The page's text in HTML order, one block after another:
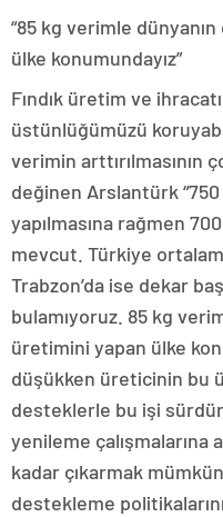
“85 kg verimle
ülke konumundayız”
Fındık üretim ve
üstünlüğümüzü
verimin arttırılmasının
değinen Arslantürk
yapılmasına rağmen
mevcut. Türkiye
Trabzon’da ise dekar
bulamıyoruz. 85 kg
üretimini yapan ülke
düşükken üreticinin bu
desteklerle bu işi
yenileme çalışmalarına
kadar çıkarmak
destekleme